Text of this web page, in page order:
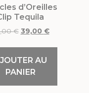
d’Oreilles
Tequila
€ 39,00 €
AU
PANIER